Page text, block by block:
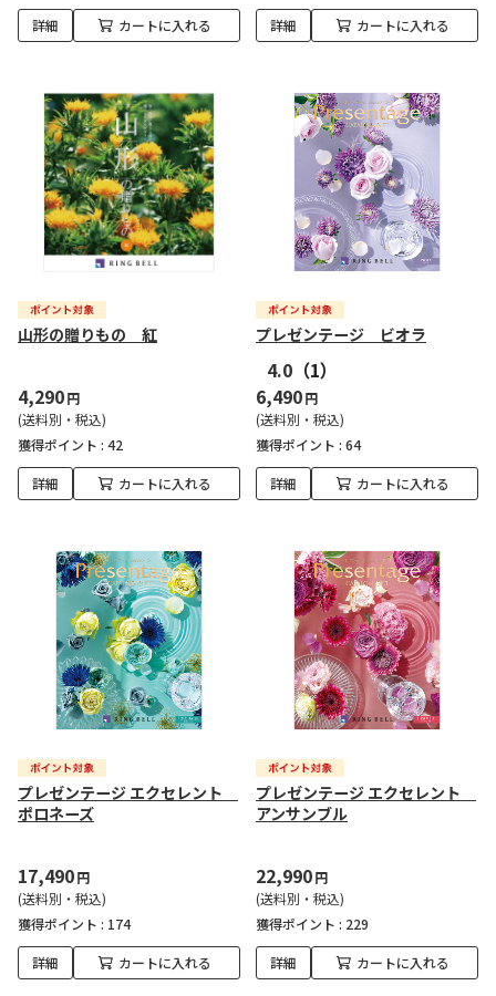
詳細 カートに入れる 詳細 カートに入れる
山形の贈りもの 紅
4,290円
(送料別・税込)
獲得ポイント : 42
詳細 カートに入れる
プレゼンテージ ビオラ
4.0 （1）
6,490円
(送料別・税込)
獲得ポイント : 64
詳細 カートに入れる
プレゼンテージ エクセレント
ポロネーズ
17,490円
(送料別・税込)
獲得ポイント : 174
詳細 カートに入れる
プレゼンテージ エクセレント
アンサンブル
22,990円
(送料別・税込)
獲得ポイント : 229
詳細 カートに入れる